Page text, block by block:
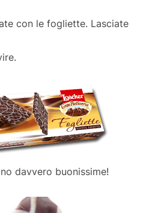
con le fogliette. Lasciate
davvero buonissime!